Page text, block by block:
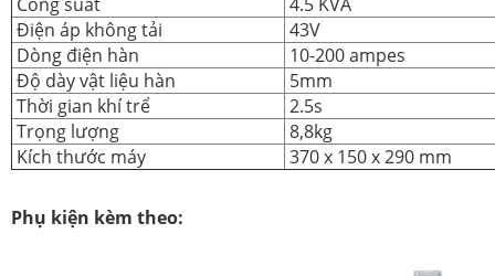
Điện áp không tải
43V
Dòng điện hàn
10-200 ampes
Độ dày vật liệu hàn
5mm
Thời gian khí trể
2.5s
Trọng lượng
8,8kg
Kích thước máy
370 x 150 x 290 mm
Phụ kiện kèm theo: